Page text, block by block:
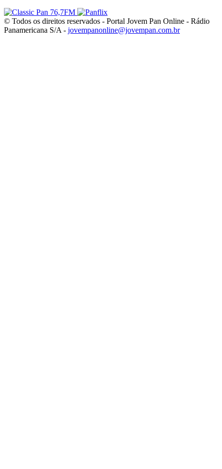
© Todos os direitos reservados - Portal Jovem Pan Online - Rádio
Panamericana S/A - jovempanonline@jovempan.com.br